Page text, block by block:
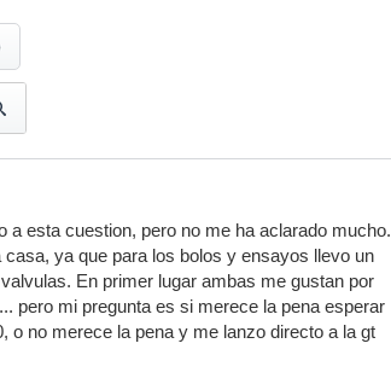
a esta cuestion, pero no me ha aclarado mucho.
ya que para los bolos y ensayos llevo un
En primer lugar ambas me gustan por
pero mi pregunta es si merece la pena esperar
o no merece la pena y me lanzo directo a la gt